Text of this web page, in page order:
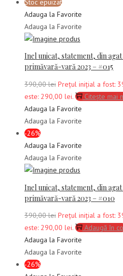
Stoc epuizat
Adauga la Favorite
Adauga la Favorite
Inel unicat, statement, din
primăvară-vară 2023 – #015
390,00lei Prețul inițial a fost:
este: 290,00 lei.
Citește mai
Adauga la Favorite
Adauga la Favorite
-26%
Adauga la Favorite
Adauga la Favorite
Inel unicat, statement, din
primăvară-vară 2023 – #010
390,00lei Prețul inițial a fost:
este: 290,00 lei.
Adaugă în
Adauga la Favorite
Adauga la Favorite
-26%